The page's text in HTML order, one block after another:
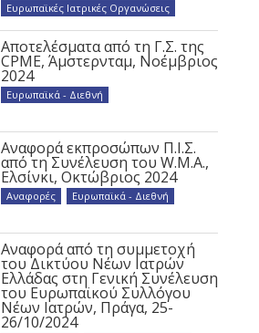
Ευρωπαϊκές Ιατρικές Οργανώσεις
Αποτελέσματα από τη Γ.Σ. της
CPME, Άμστερνταμ, Νοέμβριος
2024
Ευρωπαϊκά - Διεθνή
Αναφορά εκπροσώπων Π.Ι.Σ.
από τη Συνέλευση του W.M.A.,
Ελσίνκι, Οκτώβριος 2024
Αναφορές Ευρωπαϊκά - Διεθνή
Αναφορά από τη συμμετοχή
του Δικτύου Νέων Ιατρών
Ελλάδας στη Γενική Συνέλευση
του Ευρωπαϊκού Συλλόγου
Νέων Ιατρών, Πράγα, 25-
26/10/2024